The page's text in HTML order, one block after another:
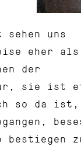
uns
eher als
der
sie ist
so da ist,
bestiegen